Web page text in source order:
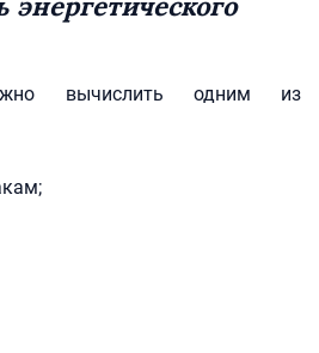
вычислить одним из